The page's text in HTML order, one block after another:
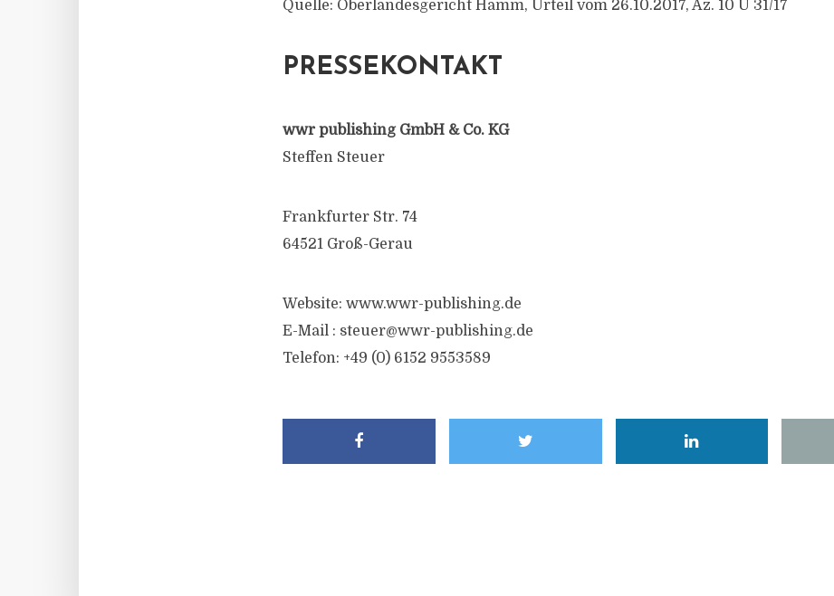
Quelle: Oberlandesgericht Hamm, Urteil vom 26.10.2017, Az. 10 U 31/17
PRESSEKONTAKT
wwr publishing GmbH & Co. KG
Steffen Steuer
Frankfurter Str. 74
64521 Groß-Gerau
Website: www.wwr-publishing.de
E-Mail : steuer@wwr-publishing.de
Telefon: +49 (0) 6152 9553589